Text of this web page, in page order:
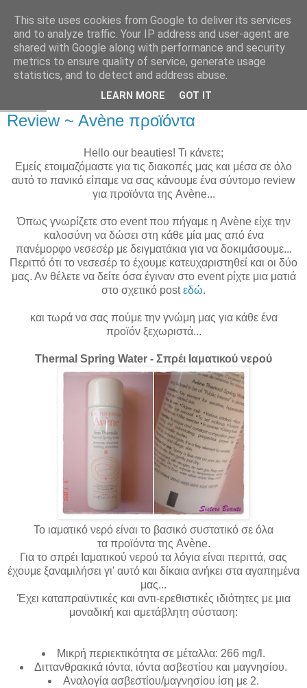
Review ~ Avène προϊόντα
Hello our beauties! Τι κάνετε;
Εμείς ετοιμαζόμαστε για τις διακοπές μας και μέσα σε όλο
αυτό το πανικό είπαμε να σας κάνουμε ένα σύντομο review
για προϊόντα της Avène...
Όπως γνωρίζετε στο event που πήγαμε η Avène είχε την
καλοσύνη να δώσει στη κάθε μία μας από ένα
πανέμορφο νεσεσέρ με δειγματάκια για να δοκιμάσουμε...
Περιττό ότι το νεσεσέρ το έχουμε κατευχαριστηθεί και οι δύο
μας. Αν θέλετε να δείτε όσα έγιναν στο event ρίχτε μια ματιά
στο σχετικό postεδώ.
και τωρά να σας πούμε την γνώμη μας για κάθε ένα
προϊόν ξεχωριστά...
Thermal Spring Water - Σπρέι Ιαματικού νερού
Το ιαματικό νερό είναι το βασικό συστατικό σε όλα
τα προϊόντα της Avène.
Για το σπρέι Ιαματικού νερού τα λόγια είναι περιττά, σας
έχουμε ξαναμιλήσει γι' αυτό και δίκαια ανήκει στα αγαπημένα
μας...
Έχει καταπραϋντικές και αντι-ερεθιστικές ιδιότητες με μια
μοναδική και αμετάβλητη σύσταση:
Μικρή περιεκτικότητα σε μέταλλα: 266 mg/l.
Διττανθρακικά ιόντα, ιόντα ασβεστίου και μαγνησίου.
Αναλογία ασβεστίου/μαγνησίου ίση με 2.
This site uses cookies from Google to deliver its services
and to analyze traffic. Your IP address and user-agent are
shared with Google along with performance and security
metrics to ensure quality of service, generate usage
statistics, and to detect and address abuse.
LEARN MORE GOT IT